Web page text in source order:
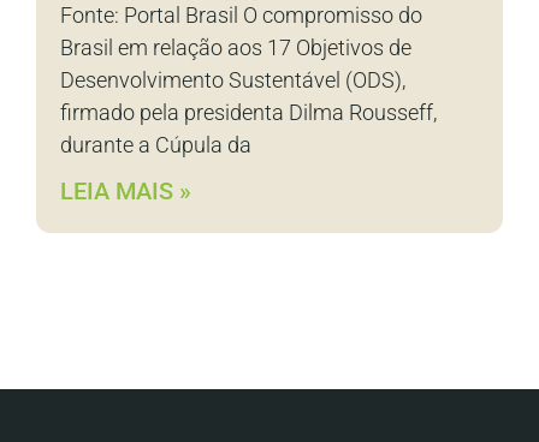
Fonte: Portal Brasil O compromisso do
Brasil em relação aos 17 Objetivos de
Desenvolvimento Sustentável (ODS),
firmado pela presidenta Dilma Rousseff,
durante a Cúpula da
LEIA MAIS »